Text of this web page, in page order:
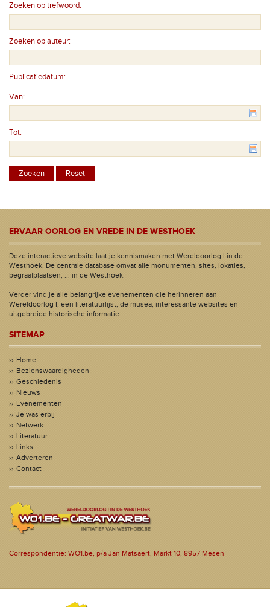
Zoeken op trefwoord:
Zoeken op auteur:
Publicatiedatum:
Van:
Tot:
ERVAAR OORLOG EN VREDE IN DE WESTHOEK
Deze interactieve website laat je kennismaken met Wereldoorlog I in de
Westhoek. De centrale database omvat alle monumenten, sites, lokaties,
begraafplaatsen, ... in de Westhoek.
Verder vind je alle belangrijke evenementen die herinneren aan
Wereldoorlog I, een literatuurlijst, de musea, interessante websites en
uitgebreide historische informatie.
SITEMAP
Home
Bezienswaardigheden
Geschiedenis
Nieuws
Evenementen
Je was erbij
Netwerk
Literatuur
Links
Adverteren
Contact
Correspondentie: WO1.be, p/a Jan Matsaert, Markt 10, 8957 Mesen